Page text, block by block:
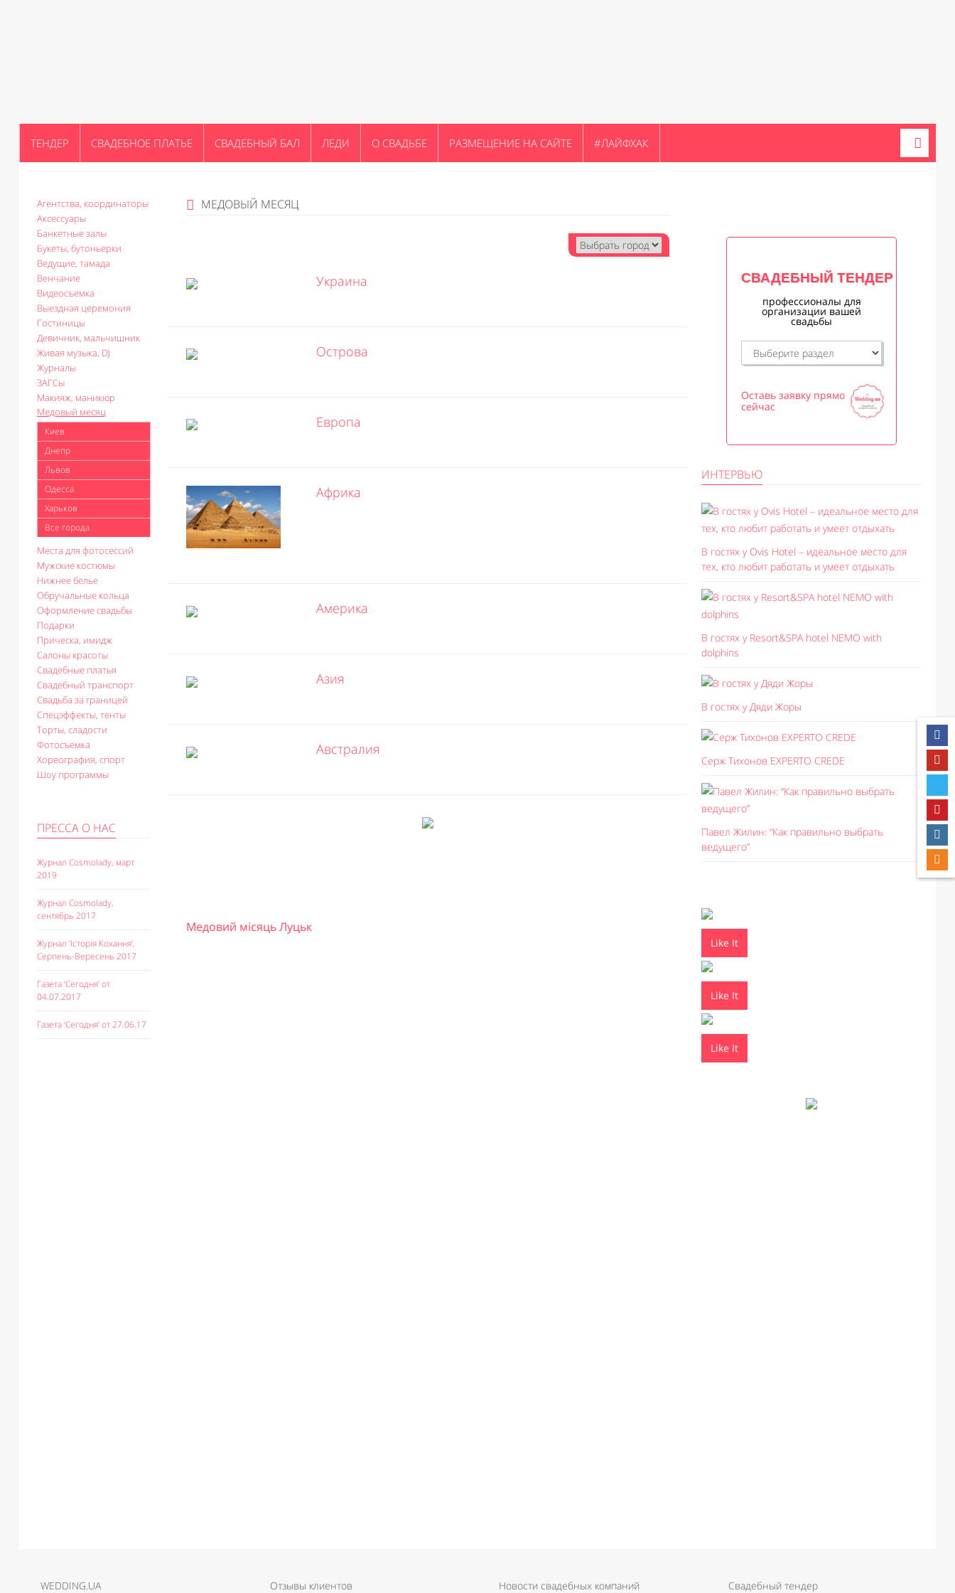
ТЕНДЕР СВАДЕБНОЕ ПЛАТЬЕ СВАДЕБНЫЙ БАЛ ЛЕДИ О СВАДЬБЕ РАЗМЕЩЕНИЕ НА САЙТЕ #ЛАЙФХАК
Агентства, координаторы
Аксессуары
Банкетные залы
Букеты, бутоньерки
Ведущие, тамада
Венчание
Видеосъемка
Выездная церемония
Гостиницы
Девичник, мальчишник
Живая музыка, DJ
Журналы
ЗАГСы
Макияж, маникюр
Медовый месяц
Киев
Днепр
Львов
Одесса
Харьков
Все города
Места для фотосессий
Мужские костюмы
Нижнее белье
Обручальные кольца
Оформление свадьбы
Подарки
Прическа, имидж
Салоны красоты
Свадебные платья
Свадебный транспорт
Свадьба за границей
Спецэффекты, тенты
Торты, сладости
Фотосъемка
Хореография, спорт
Шоу программы
ПРЕССА О НАС
Журнал Cosmolady, март
2019
Журнал Cosmolady,
сентябрь 2017
Журнал ‘Історія Кохання’,
Серпень-Вересень 2017
Газета ‘Сегодня’ от
04.07.2017
Газета ‘Сегодня’ от 27.06.17
МЕДОВЫЙ МЕСЯЦ
Украина
Острова
Европа
Африка
Америка
Азия
Австралия
Медовий місяць Луцьк
СВАДЕБНЫЙ ТЕНДЕР
профессионалы для
организации вашей
свадьбы
Оставь заявку прямо
сейчас
ИНТЕРВЬЮ
В гостях у Ovis Hotel – идеальное место для
тех, кто любит работать и умеет отдыхать
В гостях у Resort&SPA hotel NEMO with
dolphins
В гостях у Дяди Жоры
Серж Тихонов EXPERTO CREDE
Павел Жилин: “Как правильно выбрать
ведущего”
Like It
Like It
Like It
WEDDING.UA Отзывы клиентов Новости свадебных компаний Свадебный тендер